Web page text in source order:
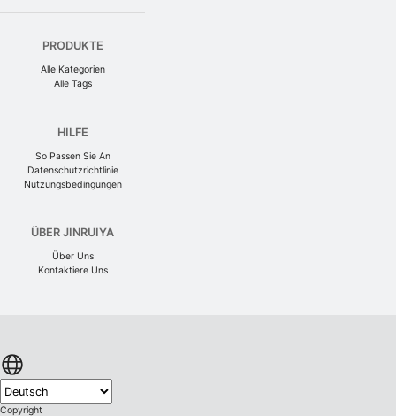
PRODUKTE
Alle Kategorien
Alle Tags
HILFE
So Passen Sie An
Datenschutzrichtlinie
Nutzungsbedingungen
ÜBER JINRUIYA
Über Uns
Kontaktiere Uns
Copyright